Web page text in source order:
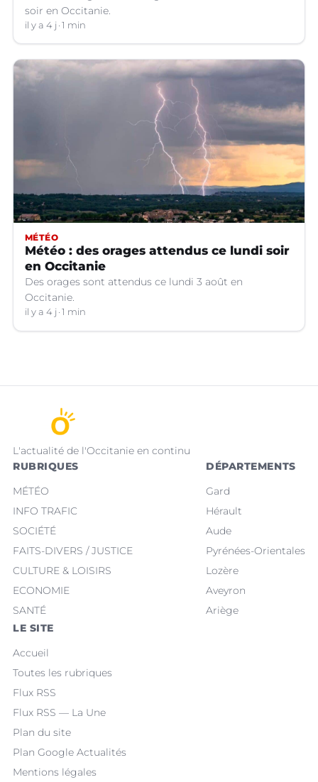
soir en Occitanie.
il y a 4 j 1 min
MÉTÉO
Météo : des orages attendus ce lundi soir
en Occitanie
Des orages sont attendus ce lundi 3 août en
Occitanie.
il y a 4 j 1 min
L'actualité de l'Occitanie en continu
RUBRIQUES
MÉTÉO
INFO TRAFIC
SOCIÉTÉ
FAITS-DIVERS / JUSTICE
CULTURE & LOISIRS
ECONOMIE
SANTÉ
DÉPARTEMENTS
Gard
Hérault
Aude
Pyrénées-Orientales
Lozère
Aveyron
Ariège
LE SITE
Accueil
Toutes les rubriques
Flux RSS
Flux RSS — La Une
Plan du site
Plan Google Actualités
Mentions légales